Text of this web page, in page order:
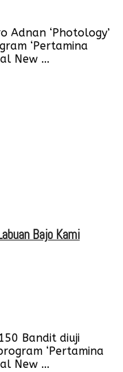
Adnan ‘Photology’
‘Pertamina
New ...
Bajo Kami
Bandit diuji
‘Pertamina
New ...